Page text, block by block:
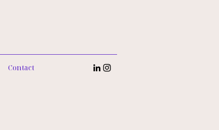
Contact